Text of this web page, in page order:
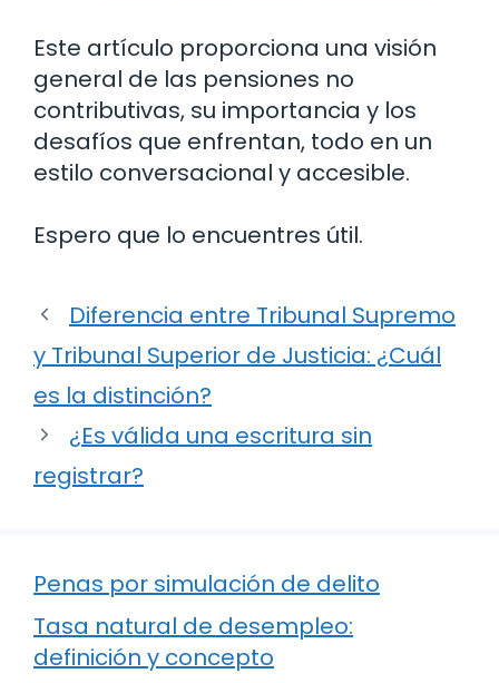
Este artículo proporciona una visión
general de las pensiones no
contributivas, su importancia y los
desafíos que enfrentan, todo en un
estilo conversacional y accesible.
Espero que lo encuentres útil.
Diferencia entre Tribunal Supremo
y Tribunal Superior de Justicia: ¿Cuál
es la distinción?
¿Es válida una escritura sin
registrar?
Penas por simulación de delito
Tasa natural de desempleo:
definición y concepto